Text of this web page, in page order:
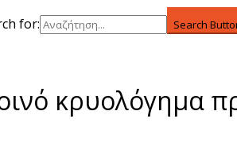
for: Search
κρυολόγημα